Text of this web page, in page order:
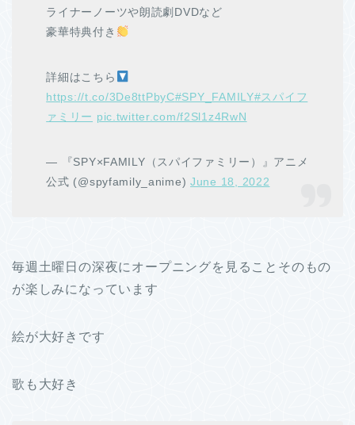
ライナーノーツや朗読劇DVDなど
豪華特典付き
詳細はこちら
https://t.co/3De8ttPbyC#SPY_FAMILY#スパイフ
ァミリー pic.twitter.com/f2Sl1z4RwN
— 『SPY×FAMILY（スパイファミリー）』アニメ
公式 (@spyfamily_anime)June 18, 2022
毎週土曜日の深夜にオープニングを見ることそのもの
が楽しみになっています
絵が大好きです
歌も大好き